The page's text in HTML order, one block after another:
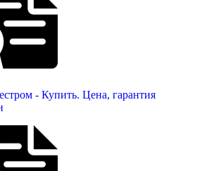
- Купить. Цена, гарантия